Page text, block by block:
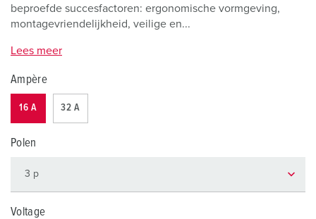
beproefde succesfactoren: ergonomische vormgeving,
montagevriendelijkheid, veilige en...
Lees meer
Ampère
16 A 32 A
Polen
Voltage